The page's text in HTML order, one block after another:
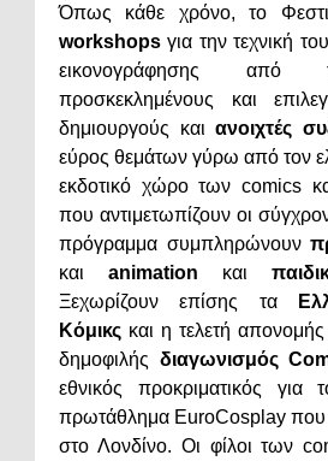
Όπως κάθε χρόνο, το
workshops για την τεχνική
εικονογράφησης από
προσκεκλημένους και
δημιουργούς καιανοιχτές
εύρος θεμάτων γύρω από τον
εκδοτικό χώρο των comics
που αντιμετωπίζουν οι
πρόγραμμα συμπληρώνουν
και animation και
Ξεχωρίζουν επίσης τα
Κόμικς και η τελετή
δημοφιλής διαγωνισμός
εθνικός προκριματικός για
πρωτάθλημα EuroCosplay που
στο Λονδίνο. Οι φίλοι των